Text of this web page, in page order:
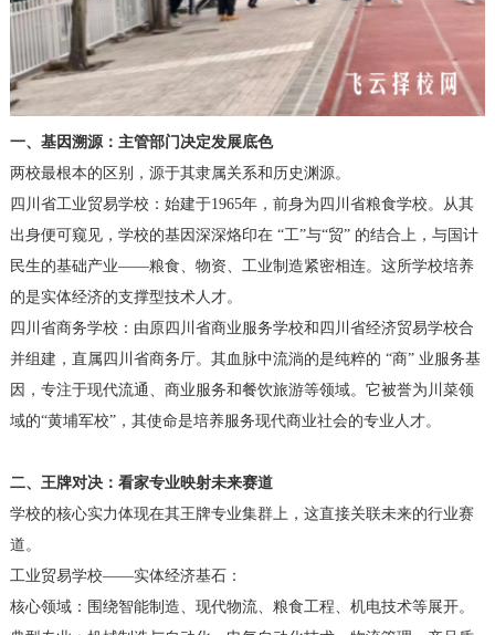
一、基因溯源：主管部门决定发展底色
两校最根本的区别，源于其隶属关系和历史渊源。
四川省工业贸易学校：始建于1965年，前身为四川省粮食学校。从其
出身便可窥见，学校的基因深深烙印在 “工”与“贸” 的结合上，与国计
民生的基础产业——粮食、物资、工业制造紧密相连。这所学校培养
的是实体经济的支撑型技术人才。
四川省商务学校：由原四川省商业服务学校和四川省经济贸易学校合
并组建，直属四川省商务厅。其血脉中流淌的是纯粹的 “商” 业服务基
因，专注于现代流通、商业服务和餐饮旅游等领域。它被誉为川菜领
域的“黄埔军校”，其使命是培养服务现代商业社会的专业人才。
二、王牌对决：看家专业映射未来赛道
学校的核心实力体现在其王牌专业集群上，这直接关联未来的行业赛
道。
工业贸易学校——实体经济基石：
核心领域：围绕智能制造、现代物流、粮食工程、机电技术等展开。